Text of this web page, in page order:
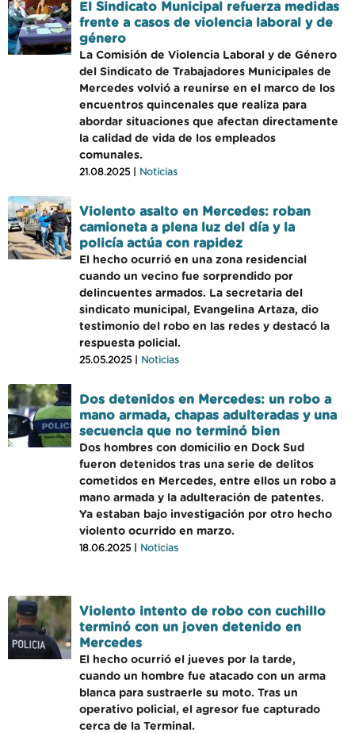
El Sindicato Municipal refuerza medidas
frente a casos de violencia laboral y de
género
La Comisión de Violencia Laboral y de Género
del Sindicato de Trabajadores Municipales de
Mercedes volvió a reunirse en el marco de los
encuentros quincenales que realiza para
abordar situaciones que afectan directamente
la calidad de vida de los empleados
comunales.
21.08.2025 | Noticias
Violento asalto en Mercedes: roban
camioneta a plena luz del día y la
policía actúa con rapidez
El hecho ocurrió en una zona residencial
cuando un vecino fue sorprendido por
delincuentes armados. La secretaria del
sindicato municipal, Evangelina Artaza, dio
testimonio del robo en las redes y destacó la
respuesta policial.
25.05.2025 | Noticias
Dos detenidos en Mercedes: un robo a
mano armada, chapas adulteradas y una
secuencia que no terminó bien
Dos hombres con domicilio en Dock Sud
fueron detenidos tras una serie de delitos
cometidos en Mercedes, entre ellos un robo a
mano armada y la adulteración de patentes.
Ya estaban bajo investigación por otro hecho
violento ocurrido en marzo.
18.06.2025 | Noticias
Violento intento de robo con cuchillo
terminó con un joven detenido en
Mercedes
El hecho ocurrió el jueves por la tarde,
cuando un hombre fue atacado con un arma
blanca para sustraerle su moto. Tras un
operativo policial, el agresor fue capturado
cerca de la Terminal.